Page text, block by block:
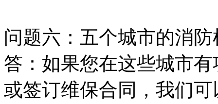
问题六：五个城市的消
答：如果您在这些城市
或签订维保合同，我们